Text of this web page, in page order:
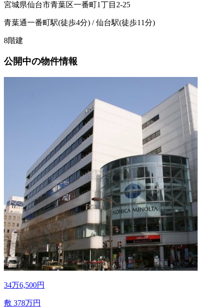
宮城県仙台市青葉区一番町1丁目2-25
青葉通一番町駅(徒歩4分) / 仙台駅(徒歩11分)
8階建
公開中の物件情報
34万6,500円
敷 378万円